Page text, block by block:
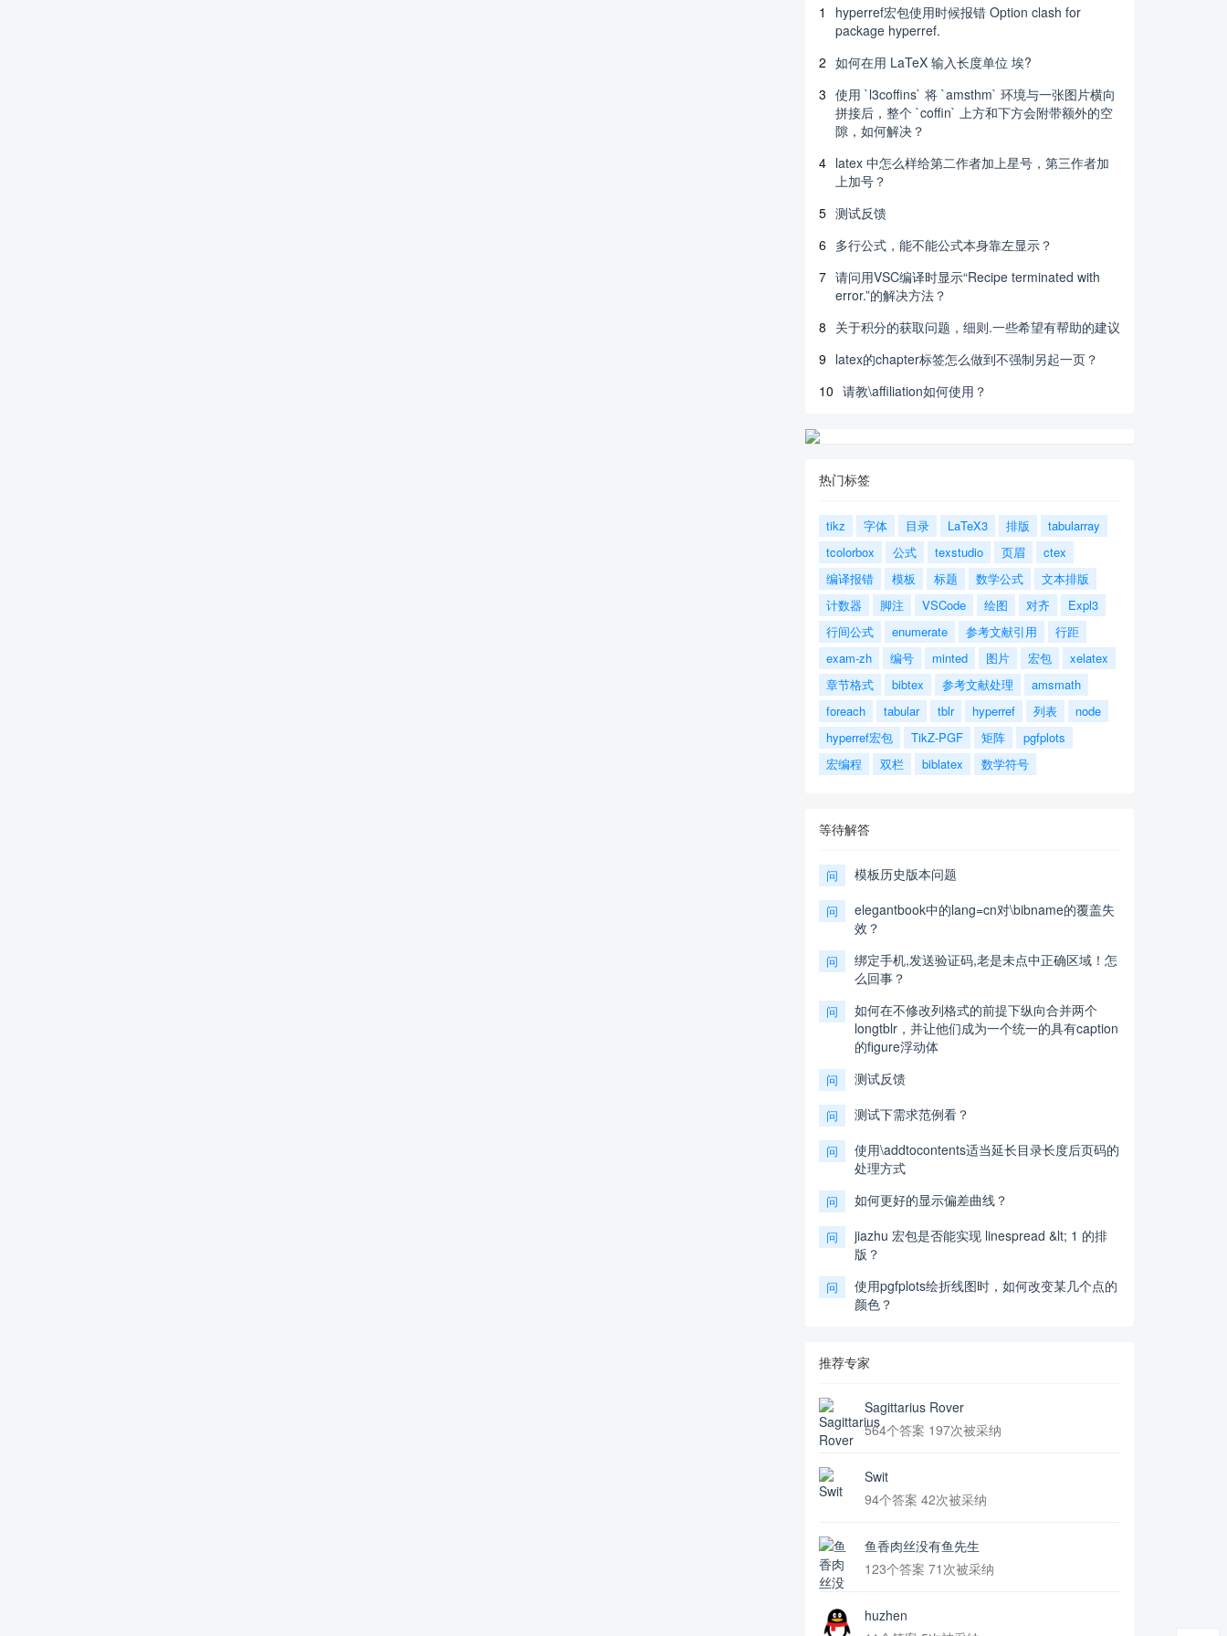
1
hyperref宏包使用时候报错 Option clash for
package hyperref.
2 如何在用 LaTeX 输入长度单位 埃?
3 使用 `l3coffins` 将 `amsthm` 环境与一张图片横向
拼接后，整个 `coffin` 上方和下方会附带额外的空
隙，如何解决？
4 latex 中怎么样给第二作者加上星号，第三作者加
上加号？
5 测试反馈
6 多行公式，能不能公式本身靠左显示？
7 请问用VSC编译时显示“Recipe terminated with
error.”的解决方法？
8 关于积分的获取问题，细则.一些希望有帮助的建议
9 latex的chapter标签怎么做到不强制另起一页？
10 请教\affiliation如何使用？
热门标签
tikz 字体 目录 LaTeX3 排版
tabularray
tcolorbox
公式 texstudio 页眉
ctex
编译报错
模板 标题 数学公式
文本排版
计数器
脚注 VSCode 绘图 对齐
Expl3
行间公式
enumerate 参考文献引用
行距
exam-zh
编号 minted 图片 宏包
xelatex
章节格式
bibtex 参考文献处理
amsmath
foreach
tabular tblr hyperref 列表
node
hyperref宏包
TikZ-PGF 矩阵
pgfplots
宏编程
双栏 biblatex 数学符号
等待解答
问 模板历史版本问题
问
elegantbook中的lang=cn对\bibname的覆盖失
效？
问
绑定手机,发送验证码,老是未点中正确区域！怎
么回事？
问
如何在不修改列格式的前提下纵向合并两个
longtblr，并让他们成为一个统一的具有caption
的figure浮动体
问 测试反馈
问 测试下需求范例看？
问
使用\addtocontents适当延长目录长度后页码的
处理方式
问 如何更好的显示偏差曲线？
问
jiazhu 宏包是否能实现 linespread &lt; 1 的排
版？
问
使用pgfplots绘折线图时，如何改变某几个点的
颜色？
推荐专家
Sagittarius Rover
564个答案 197次被采纳
Swit
94个答案 42次被采纳
鱼香肉丝没有鱼先生
123个答案 71次被采纳
huzhen